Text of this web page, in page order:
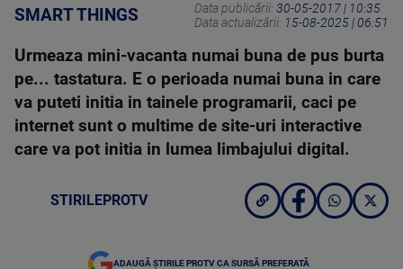
SMART THINGS Data publicării: 30-05-2017 | 10:35
Data actualizării: 15-08-2025 | 06:51
Urmeaza mini-vacanta numai buna de pus burta
pe... tastatura. E o perioada numai buna in care
va puteti initia in tainele programarii, caci pe
internet sunt o multime de site-uri interactive
care va pot initia in lumea limbajului digital.
STIRILEPROTV
ADAUGĂ ȘTIRILE PROTV CA SURSĂ PREFERATĂ